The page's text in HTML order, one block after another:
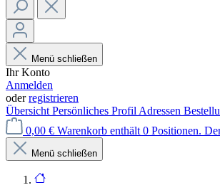
Menü schließen
Ihr Konto
Anmelden
oderregistrieren
Übersicht Persönliches Profil Adressen
0,00 € Warenkorb enthält 0 Positionen.
Menü schließen